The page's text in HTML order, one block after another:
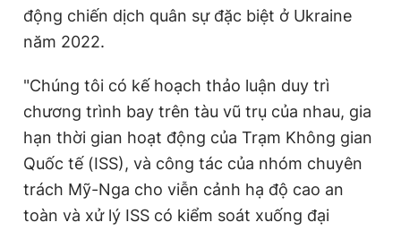
động chiến dịch quân sự đặc biệt ở Ukraine
năm 2022.
"Chúng tôi có kế hoạch thảo luận duy trì
chương trình bay trên tàu vũ trụ của nhau, gia
hạn thời gian hoạt động của Trạm Không gian
Quốc tế (ISS), và công tác của nhóm chuyên
trách Mỹ-Nga cho viễn cảnh hạ độ cao an
toàn và xử lý ISS có kiểm soát xuống đại